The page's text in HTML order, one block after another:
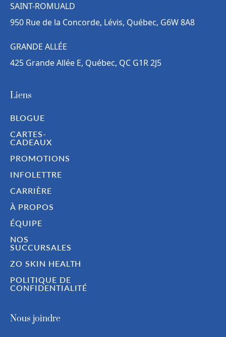
SAINT-ROMUALD
950 Rue de la Concorde, Lévis, Québec, G6W 8A8
GRANDE ALLÉE
425 Grande Allée E, Québec, QC G1R 2J5
Liens
BLOGUE
CARTES-
CADEAUX
PROMOTIONS
INFOLETTRE
CARRIÈRE
À PROPOS
ÉQUIPE
NOS
SUCCURSALES
ZO SKIN HEALTH
POLITIQUE DE
CONFIDENTIALITÉ
Nous joindre